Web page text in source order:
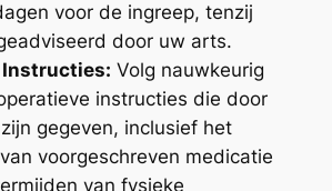
voor de ingreep, tenzij
door uw arts.
Instructies: Volg nauwkeurig
instructies die door
gegeven, inclusief het
voorgeschreven medicatie
van fysieke